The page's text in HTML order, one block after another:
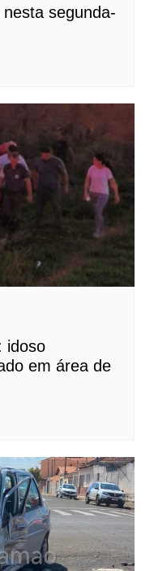
segunda-
idoso
em área de